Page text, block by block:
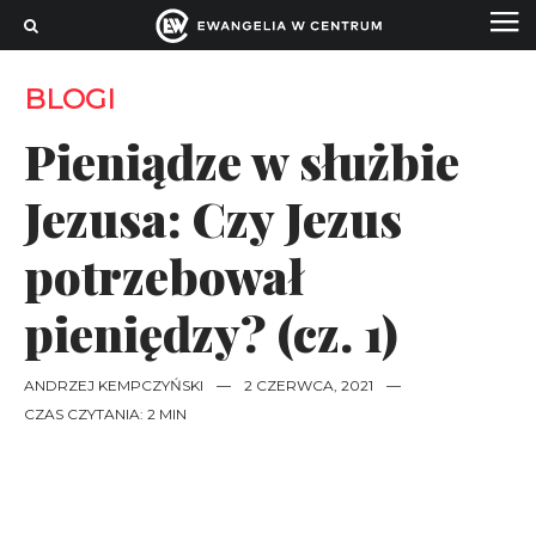
BLOGI
Pieniądze w służbie
Jezusa: Czy Jezus
potrzebował
pieniędzy? (cz. 1)
ANDRZEJ KEMPCZYŃSKI — 2 CZERWCA, 2021
—
CZAS CZYTANIA: 2 MIN